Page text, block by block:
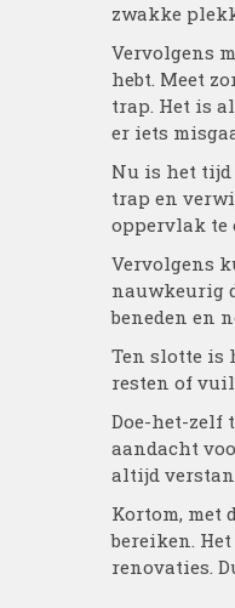
zwakke
Vervolgens
hebt. Meet
trap. Het is
er iets
Nu is het tijd
trap en
oppervlak te
Vervolgens
nauwkeurig
beneden en
Ten slotte is
resten of
Doe-het-zelf
aandacht
altijd
Kortom, met
bereiken.
renovaties.